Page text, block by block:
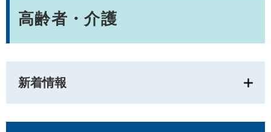
高齢者・介護
新着情報